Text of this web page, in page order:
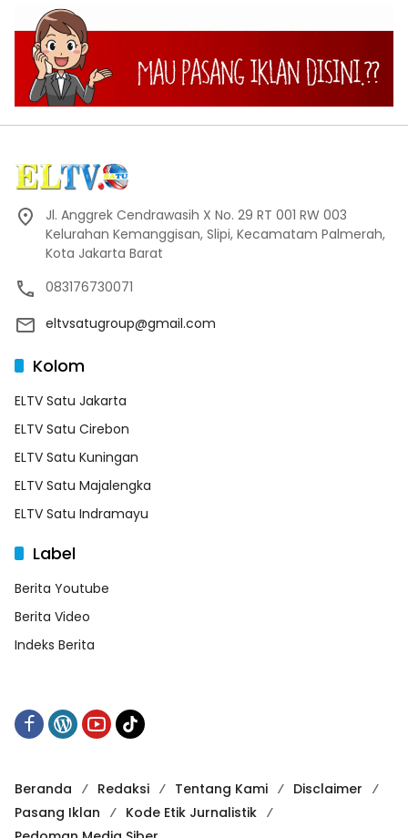
Jl. Anggrek Cendrawasih X No. 29 RT 001 RW 003
Kelurahan Kemanggisan, Slipi, Kecamatam Palmerah,
Kota Jakarta Barat
083176730071
eltvsatugroup@gmail.com
Kolom
ELTV Satu Jakarta
ELTV Satu Cirebon
ELTV Satu Kuningan
ELTV Satu Majalengka
ELTV Satu Indramayu
Label
Berita Youtube
Berita Video
Indeks Berita
Beranda Redaksi Tentang Kami
Disclaimer
Pasang Iklan
Kode Etik Jurnalistik